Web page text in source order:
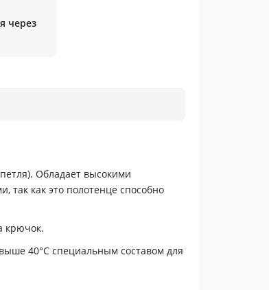
через
Обладает высокими
как это полотенце способно
крючок.
40°C специальным составом для